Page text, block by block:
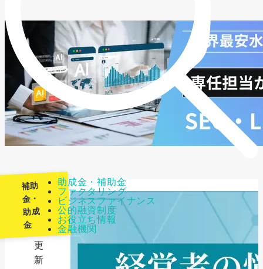
助成金・補助金
ファクタリング
ビジネスファイナンス
公的融資制度
お役立ち情報
金融機関
補助
金・
助成
金
最
更
新